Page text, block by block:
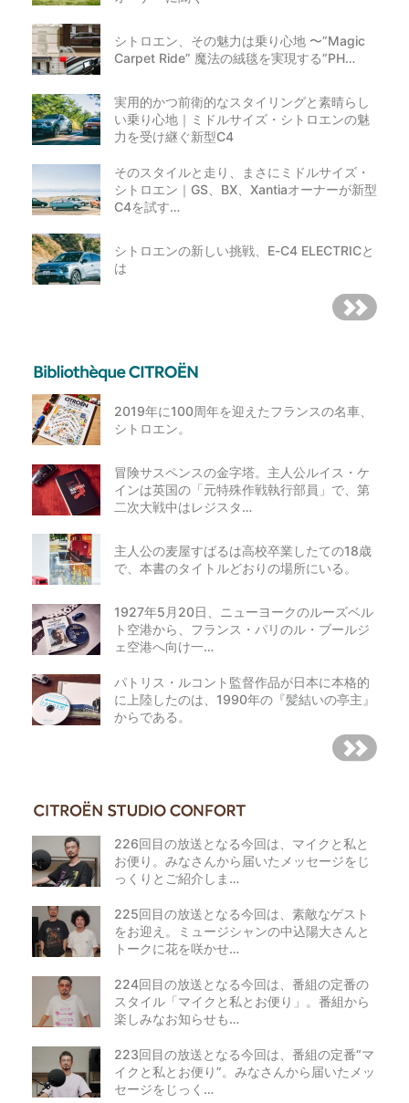
シトロエン、その魅力は乗り心地 〜”Magic
Carpet Ride” 魔法の絨毯を実現する”PH…
実用的かつ前衛的なスタイリングと素晴らし
い乗り心地｜ミドルサイズ・シトロエンの魅
力を受け継ぐ新型C4
そのスタイルと走り、まさにミドルサイズ・
シトロエン｜GS、BX、Xantiaオーナーが新型
C4を試す…
シトロエンの新しい挑戦、E-C4 ELECTRICと
は
2019年に100周年を迎えたフランスの名車、
シトロエン。
冒険サスペンスの金字塔。主人公ルイス・ケ
インは英国の「元特殊作戦執行部員」で、第
二次大戦中はレジスタ…
主人公の麦屋すばるは高校卒業したての18歳
で、本書のタイトルどおりの場所にいる。
1927年5月20日、ニューヨークのルーズベル
ト空港から、フランス・パリのル・ブールジ
ェ空港へ向け一…
パトリス・ルコント監督作品が日本に本格的
に上陸したのは、1990年の『髪結いの亭主』
からである。
226回目の放送となる今回は、マイクと私と
お便り。みなさんから届いたメッセージをじ
っくりとご紹介しま…
225回目の放送となる今回は、素敵なゲスト
をお迎え。ミュージシャンの中込陽大さんと
トークに花を咲かせ…
224回目の放送となる今回は、番組の定番の
スタイル「マイクと私とお便り」。番組から
楽しみなお知らせも…
223回目の放送となる今回は、番組の定番“マ
イクと私とお便り”。みなさんから届いたメッ
セージをじっく…